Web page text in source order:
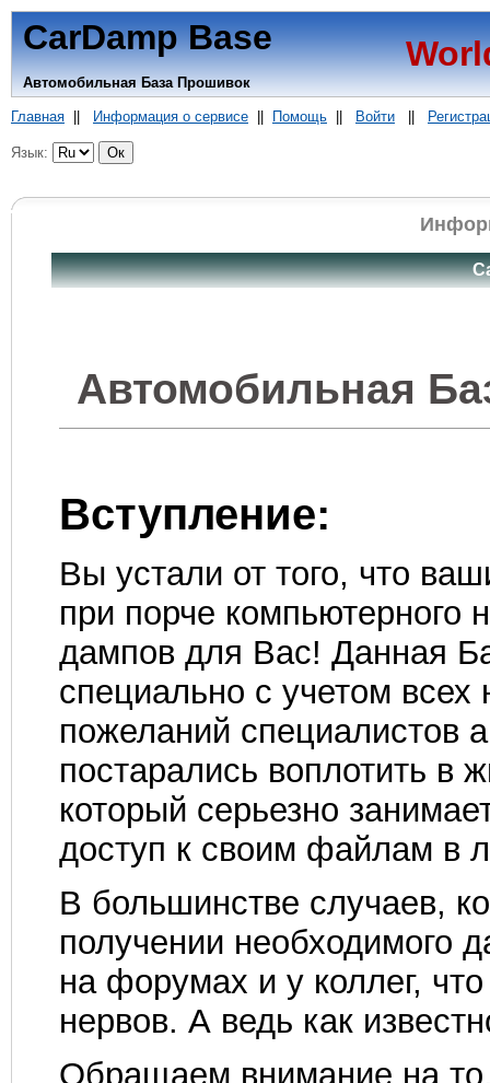
CarDamp Base
Автомобильная База Прошивок
Главная|| Информация о сервисе|| Помощь|| Войти||
Язык:
Автомобильная
Вступление:
Вы устали от того, что
при порче компьютерного
дампов для Вас! Данная
специально с учетом
пожеланий специалистов
постарались воплотить в
который серьезно
доступ к своим файлам в
В большинстве случаев,
получении необходимого
на форумах и у коллег,
нервов. А ведь как
Обращаем внимание на